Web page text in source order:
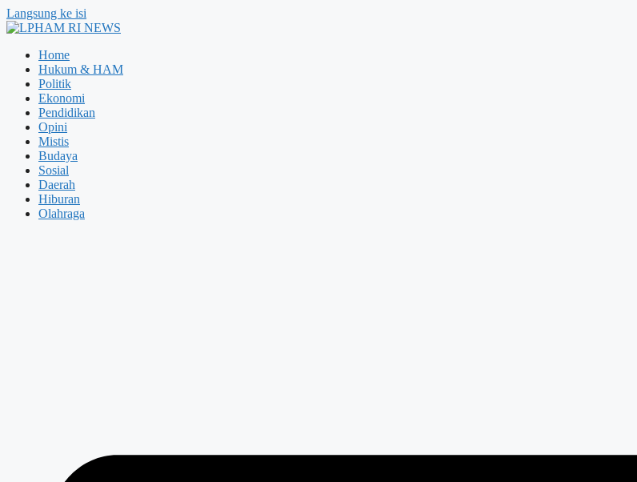
Langsung ke isi
Home
Hukum & HAM
Politik
Ekonomi
Pendidikan
Opini
Mistis
Budaya
Sosial
Daerah
Hiburan
Olahraga